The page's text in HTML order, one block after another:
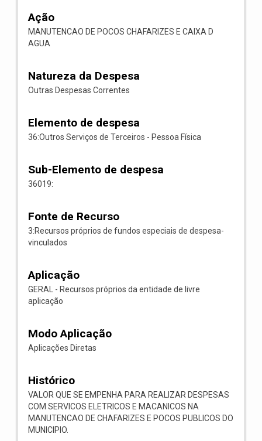
Ação
MANUTENCAO DE POCOS CHAFARIZES E CAIXA D
AGUA
Natureza da Despesa
Outras Despesas Correntes
Elemento de despesa
36:Outros Serviços de Terceiros - Pessoa Física
Sub-Elemento de despesa
36019:
Fonte de Recurso
3:Recursos próprios de fundos especiais de despesa-
vinculados
Aplicação
GERAL - Recursos próprios da entidade de livre
aplicação
Modo Aplicação
Aplicações Diretas
Histórico
VALOR QUE SE EMPENHA PARA REALIZAR DESPESAS
COM SERVICOS ELETRICOS E MACANICOS NA
MANUTENCAO DE CHAFARIZES E POCOS PUBLICOS DO
MUNICIPIO.